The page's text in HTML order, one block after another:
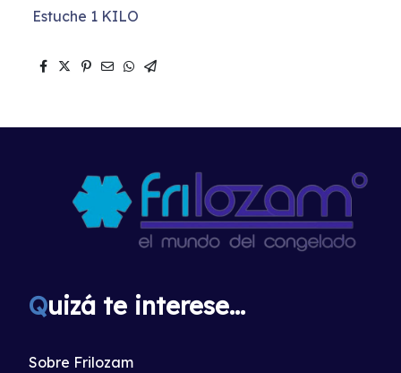
Estuche 1 KILO
Quizá te interese...
Sobre Frilozam